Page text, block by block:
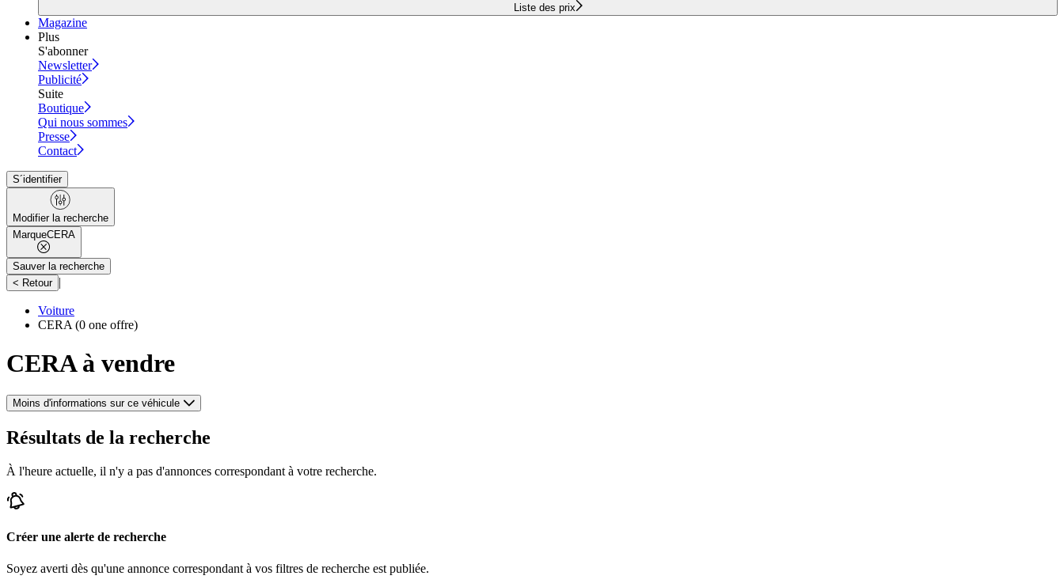
Liste des prix
Magazine
Plus
S'abonner
Newsletter
Publicité
Suite
Boutique
Qui nous sommes
Presse
Contact
S´identifier
Modifier la recherche
MarqueCERA
Sauver la recherche
< Retour |
Voiture
CERA (0 one offre)
CERA à vendre
Moins d'informations sur ce véhicule
Résultats de la recherche
À l'heure actuelle, il n'y a pas d'annonces correspondant à votre recherche.
Créer une alerte de recherche
Soyez averti dès qu'une annonce correspondant à vos filtres de recherche est publiée.